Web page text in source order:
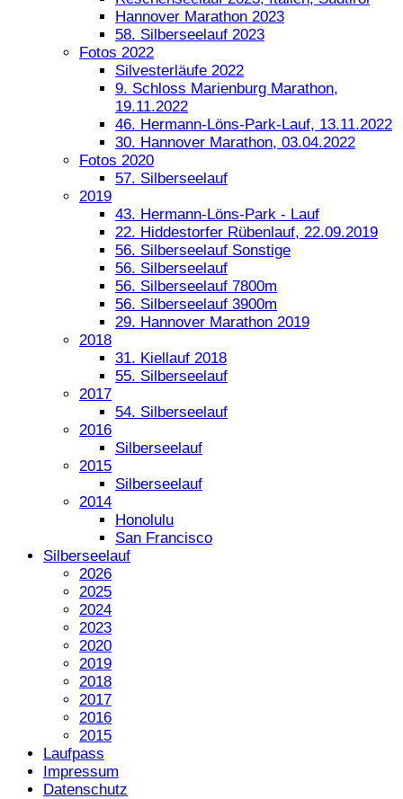
Hannover Marathon 2023
58. Silberseelauf 2023
Fotos 2022
Silvesterläufe 2022
9. Schloss Marienburg Marathon,
19.11.2022
46. Hermann-Löns-Park-Lauf, 13.11.2022
30. Hannover Marathon, 03.04.2022
Fotos 2020
57. Silberseelauf
2019
43. Hermann-Löns-Park - Lauf
22. Hiddestorfer Rübenlauf, 22.09.2019
56. Silberseelauf Sonstige
56. Silberseelauf
56. Silberseelauf 7800m
56. Silberseelauf 3900m
29. Hannover Marathon 2019
2018
31. Kiellauf 2018
55. Silberseelauf
2017
54. Silberseelauf
2016
Silberseelauf
2015
Silberseelauf
2014
Honolulu
San Francisco
Silberseelauf
2026
2025
2024
2023
2020
2019
2018
2017
2016
2015
Laufpass
Impressum
Datenschutz